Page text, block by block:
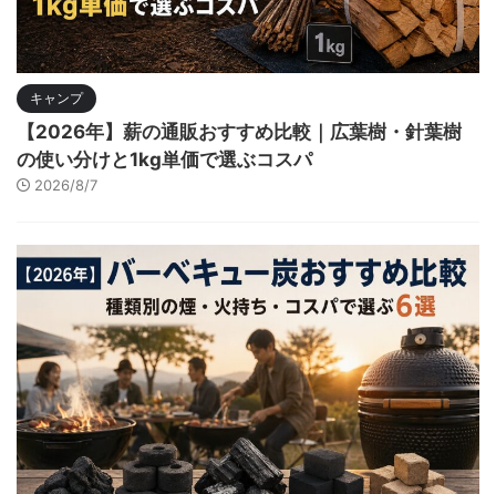
キャンプ
【2026年】薪の通販おすすめ比較｜広葉樹・針葉樹
の使い分けと1kg単価で選ぶコスパ
2026/8/7